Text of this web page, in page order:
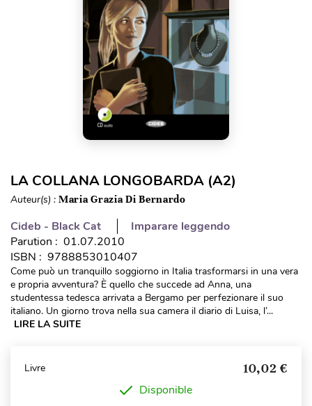
LA COLLANA LONGOBARDA (A2)
Auteur(s) : Maria Grazia Di Bernardo
Cideb - Black Cat
Imparare leggendo
Parution : 01.07.2010
ISBN : 9788853010407
Come può un tranquillo soggiorno in Italia trasformarsi in una vera
e propria avventura? È quello che succede ad Anna, una
studentessa tedesca arrivata a Bergamo per perfezionare il suo
italiano. Un giorno trova nella sua camera il diario di Luisa, l’...
LIRE LA SUITE
Livre 10,02 €
Disponible